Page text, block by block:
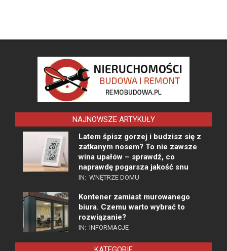
NAJNOWSZE ARTYKUŁY
Latem śpisz gorzej i budzisz się z
zatkanym nosem? To nie zawsze
wina upałów – sprawdź, co
naprawdę pogarsza jakość snu
IN: WNĘTRZE DOMU
Kontener zamiast murowanego
biura. Czemu warto wybrać to
rozwiązanie?
IN: INFORMACJE